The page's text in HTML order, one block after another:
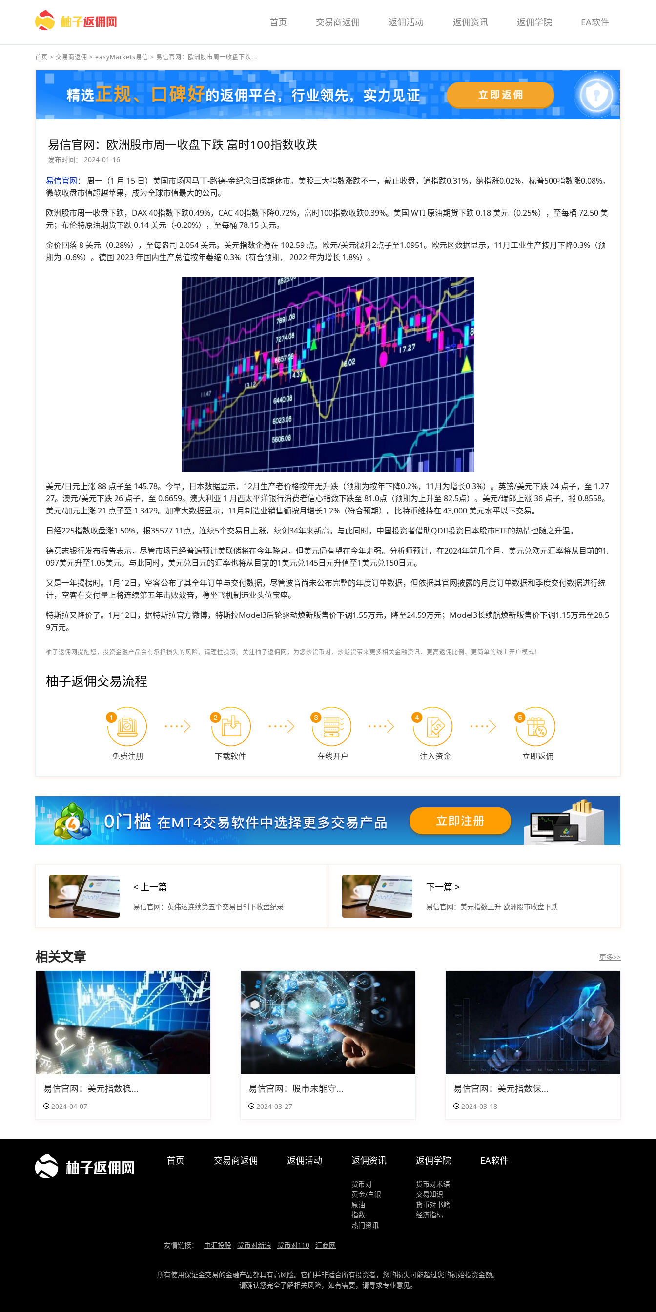
首页 交易商返佣 返佣活动 返佣资讯 返佣学院 EA软件
首页 > 交易商返佣 > easyMarkets易信 > 易信官网：欧洲股市周一收盘下跌...
易信官网：欧洲股市周一收盘下跌 富时100指数收跌
发布时间： 2024-01-16
易信官网： 周一（1 月 15 日）美国市场因马丁-路德-金纪念日假期休市。美股三大指数涨跌不一，截止收盘，道指跌0.31%，纳指涨0.02%，标普500指数涨0.08%。
微软收盘市值超越苹果，成为全球市值最大的公司。
欧洲股市周一收盘下跌，DAX 40指数下跌0.49%，CAC 40指数下降0.72%，富时100指数收跌0.39%。美国 WTI 原油期货下跌 0.18 美元（0.25%），至每桶 72.50 美
元；布伦特原油期货下跌 0.14 美元（-0.20%），至每桶 78.15 美元。
金价回落 8 美元（0.28%），至每盎司 2,054 美元。美元指数企稳在 102.59 点。欧元/美元微升2点子至1.0951。欧元区数据显示，11月工业生产按月下降0.3%（预
期为 -0.6%）。德国 2023 年国内生产总值按年萎缩 0.3%（符合预期， 2022 年为增长 1.8%）。
美元/日元上涨 88 点子至 145.78。今早，日本数据显示，12月生产者价格按年无升跌（预期为按年下降0.2%，11月为增长0.3%）。英镑/美元下跌 24 点子，至 1.27
27。澳元/美元下跌 26 点子，至 0.6659。澳大利亚 1 月西太平洋银行消费者信心指数下跌至 81.0点（预期为上升至 82.5点）。美元/瑞郎上涨 36 点子，报 0.8558。
美元/加元上涨 21 点子至 1.3429。加拿大数据显示，11月制造业销售额按月增长1.2%（符合预期）。比特币维持在 43,000 美元水平以下交易。
日经225指数收盘涨1.50%，报35577.11点，连续5个交易日上涨，续创34年来新高。与此同时，中国投资者借助QDII投资日本股市ETF的热情也随之升温。
德意志银行发布报告表示，尽管市场已经普遍预计美联储将在今年降息，但美元仍有望在今年走强。分析师预计，在2024年前几个月，美元兑欧元汇率将从目前的1.
097美元升至1.05美元。与此同时，美元兑日元的汇率也将从目前的1美元兑145日元升值至1美元兑150日元。
又是一年揭榜时。1月12日，空客公布了其全年订单与交付数据，尽管波音尚未公布完整的年度订单数据，但依据其官网披露的月度订单数据和季度交付数据进行统
计，空客在交付量上将连续第五年击败波音，稳坐飞机制造业头位宝座。
特斯拉又降价了。1月12日，据特斯拉官方微博，特斯拉Model3后轮驱动焕新版售价下调1.55万元，降至24.59万元；Model3长续航焕新版售价下调1.15万元至28.5
9万元。
柚子返佣网提醒您，投资金融产品会有承担损失的风险，请理性投资。关注柚子返佣网，为您炒货币对、炒期货带来更多相关金融资讯、更高返佣比例、更简单的线上开户模式！
柚子返佣交易流程
免费注册 下载软件 在线开户 注入资金 立即返佣
< 上一篇
易信官网：英伟达连续第五个交易日创下收盘纪录
下一篇 >
易信官网：美元指数上升 欧洲股市收盘下跌
相关文章 更多>>
易信官网：美元指数稳...
2024-04-07
易信官网：股市未能守...
2024-03-27
易信官网：美元指数保...
2024-03-18
首页 交易商返佣 返佣活动 返佣资讯
货币对
黄金/白银
原油
指数
热门资讯
返佣学院
货币对术语
交易知识
货币对书籍
经济指标
EA软件
友情链接： 中汇投股 货币对新浪 货币对110 汇商网
所有使用保证金交易的金融产品都具有高风险。它们并非适合所有投资者，您的损失可能超过您的初始投资金额。
请确认您完全了解相关风险，如有需要，请寻求专业意见。